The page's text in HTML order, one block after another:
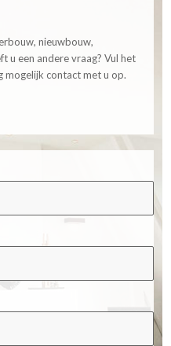
nieuwbouw,
u een andere vraag? Vul het
mogelijk contact met u op.